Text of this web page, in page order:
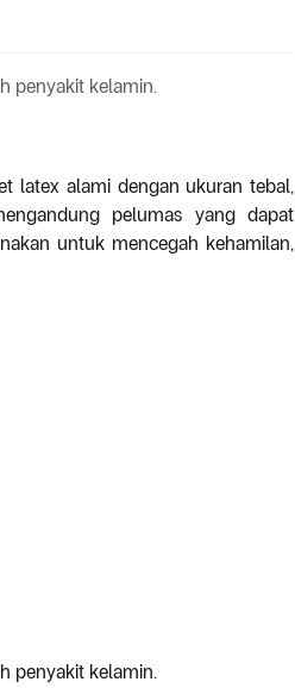
penyakit kelamin.
latex alami dengan ukuran tebal,
pelumas yang dapat
untuk mencegah kehamilan,
penyakit kelamin.